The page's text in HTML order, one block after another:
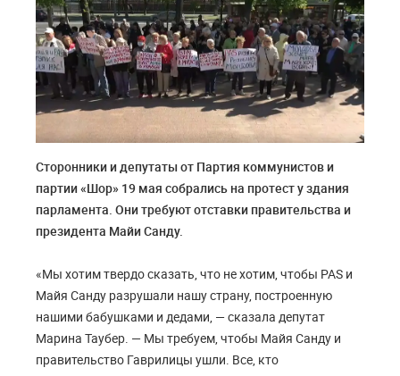
Сторонники и депутаты от Партия коммунистов и
партии «Шор» 19 мая собрались на протест у здания
парламента. Они требуют отставки правительства и
президента Майи Санду.
«Мы хотим твердо сказать, что не хотим, чтобы PAS и
Майя Санду разрушали нашу страну, построенную
нашими бабушками и дедами, — сказала депутат
Марина Таубер. — Мы требуем, чтобы Майя Санду и
правительство Гаврилицы ушли. Все, кто